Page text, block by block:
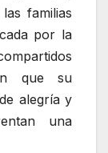
familias
por la
que su
alegría y
una